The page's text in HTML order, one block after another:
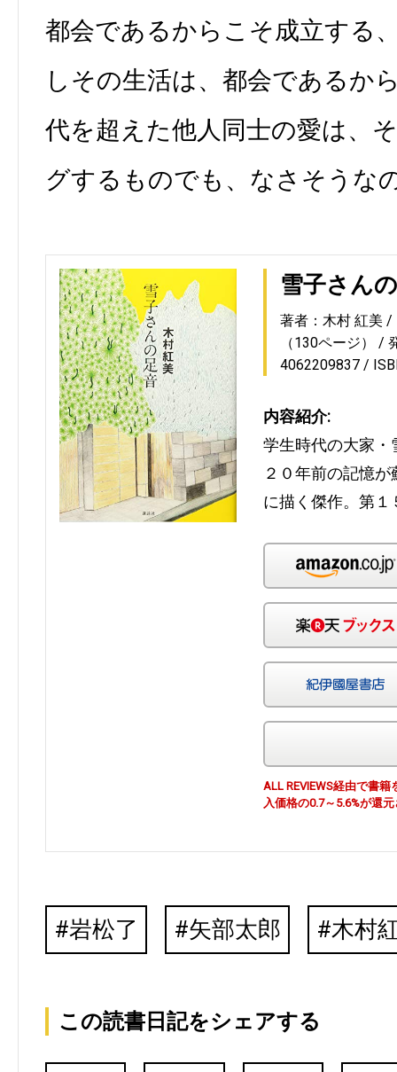
都会であるからこそ成立する
しその生活は、都会であるか
代を超えた他人同士の愛は、
グするものでも、なさそうな
雪子さん
著者：木村 紅美
（130ページ）
4062209837
内容紹介:
学生時代の大家・
２０年前の記憶
に描く傑作。第
ALL REVIEWS経由で書
入価格の0.7～5.6%が還
岩松了 矢部太郎 木村
この読書日記をシェアする